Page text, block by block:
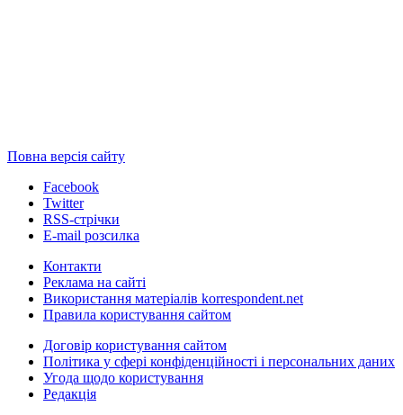
Повна версія сайту
Facebook
Twitter
RSS-стрічки
E-mail розсилка
Контакти
Реклама на сайті
Використання матеріалів korrespondent.net
Правила користування сайтом
Договір користування сайтом
Політика у сфері конфіденційності і персональних даних
Угода щодо користування
Редакція